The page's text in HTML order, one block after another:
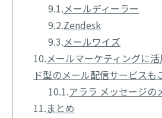
9.1.メールディーラー
9.2.Zendesk
9.3.メールワイズ
10.メールマーケティングに
ド型のメール配信サービスも
10.1.アララ メッセージの
11.まとめ